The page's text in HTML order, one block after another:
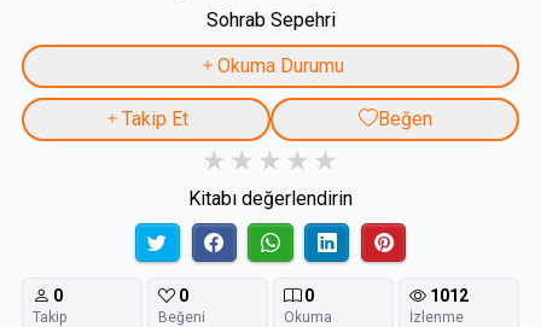
Sohrab Sepehri
Okuma Durumu
Takip Et Beğen
Kitabı değerlendirin
0
Takip
0
Beğeni
0
Okuma
1012
İzlenme